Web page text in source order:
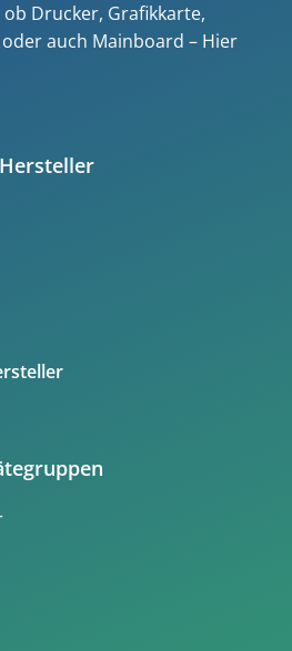
Drucker, Grafikkarte,
auch Mainboard – Hier